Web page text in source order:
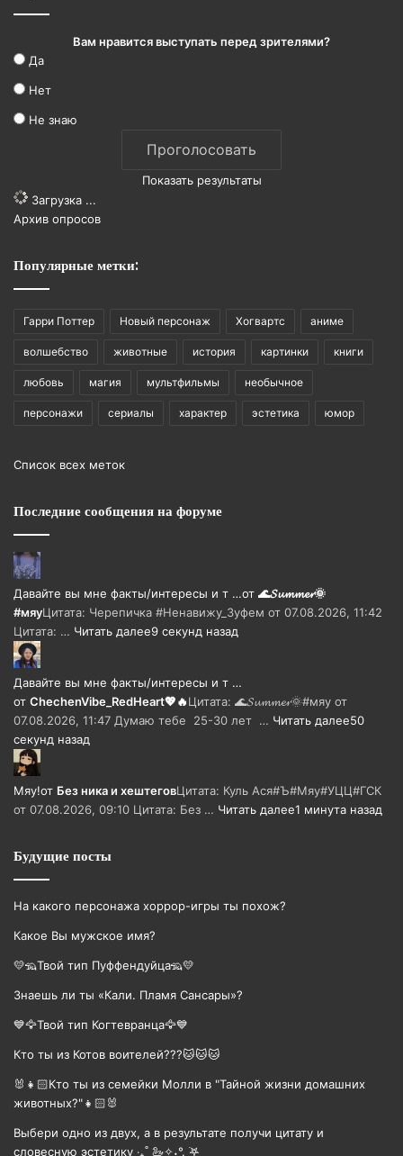
Вам нравится выступать перед зрителями?
Да
Нет
Не знаю
Показать результаты
Загрузка ...
Архив опросов
Популярные метки:
Гарри Поттер Новый персонаж Хогвартс аниме
волшебство животные история картинки книги
любовь магия мультфильмы необычное
персонажи сериалы характер эстетика юмор
Список всех меток
Последние сообщения на форуме
Давайте вы мне факты/интересы и т …от 🌊𝓢𝓾𝓶𝓶𝓮𝓻🌞
#мяуЦитата: Черепичка #Ненавижу_Зуфем от 07.08.2026, 11:42
Цитата: … Читать далее9 секунд назад
Давайте вы мне факты/интересы и т …
от ChechenVibe_RedHeart💖🔥Цитата: 🌊𝓢𝓾𝓶𝓶𝓮𝓻🌞#мяу от
07.08.2026, 11:47 Думаю тебе 25-30 лет … Читать далее50
секунд назад
Мяу!от Без ника и хештеговЦитата: Куль Ася#Ъ#Мяу#УЦЦ#ГСК
от 07.08.2026, 09:10 Цитата: Без … Читать далее1 минута назад
Будущие посты
На какого персонажа хоррор-игры ты похож?
Какое Вы мужское имя?
💛🦡Твой тип Пуффендуйца🦡💛
Знаешь ли ты «Кали. Пламя Сансары»?
💙🦅Твой тип Когтевранца🦅💙
Кто ты из Котов воителей???🐱🐱🐱
🐰👧🏻Кто ты из семейки Молли в "Тайной жизни домашних
животных?"👧🏻🐰
Выбери одно из двух, а в результате получи цитату и
словесную эстетику ‧₊˚ 🦢✧˖°. ࣪𖤐